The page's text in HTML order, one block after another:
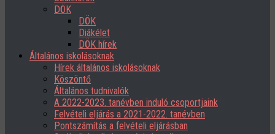
DÖK
DÖK
Diákélet
DÖK hírek
Általános iskolásoknak
Hírek általános iskolásoknak
Köszöntő
Általános tudnivalók
A 2022-2023. tanévben induló csoportjaink
Felvételi eljárás a 2021-2022. tanévben
Pontszámítás a felvételi eljárásban